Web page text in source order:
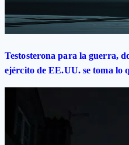
Testosterona para la guerra,
ejército de EE.UU. se toma lo